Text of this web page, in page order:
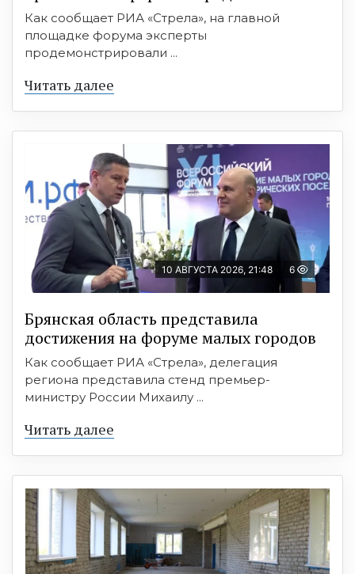
Как сообщает РИА «Стрела», на главной
площадке форума эксперты
продемонстрировали ...
Читать далее
10 АВГУСТА 2026, 21:48 6
Брянская область представила
достижения на форуме малых городов
Как сообщает РИА «Стрела», делегация
региона представила стенд премьер-
министру России Михаилу ...
Читать далее